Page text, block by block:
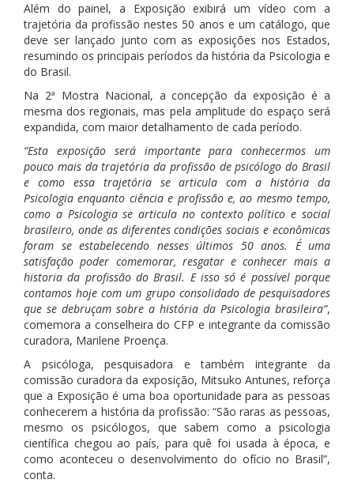
Além do painel, a Exposição exibirá um vídeo com a
trajetória da profissão nestes 50 anos e um catálogo, que
deve ser lançado junto com as exposições nos Estados,
resumindo os principais períodos da história da Psicologia e
do Brasil.
Na 2ª Mostra Nacional, a concepção da exposição é a
mesma dos regionais, mas pela amplitude do espaço será
expandida, com maior detalhamento de cada período.
“Esta exposição será importante para conhecermos um
pouco mais da trajetória da profissão de psicólogo do Brasil
e como essa trajetória se articula com a história da
Psicologia enquanto ciência e profissão e, ao mesmo tempo,
como a Psicologia se articula no contexto político e social
brasileiro, onde as diferentes condições sociais e econômicas
foram se estabelecendo nesses últimos 50 anos. É uma
satisfação poder comemorar, resgatar e conhecer mais a
historia da profissão do Brasil. E isso só é possível porque
contamos hoje com um grupo consolidado de pesquisadores
que se debruçam sobre a história da Psicologia brasileira”,
comemora a conselheira do CFP e integrante da comissão
curadora, Marilene Proença.
A psicóloga, pesquisadora e também integrante da
comissão curadora da exposição, Mitsuko Antunes, reforça
que a Exposição é uma boa oportunidade para as pessoas
conhecerem a história da profissão: “São raras as pessoas,
mesmo os psicólogos, que sabem como a psicologia
científica chegou ao país, para quê foi usada à época, e
como aconteceu o desenvolvimento do ofício no Brasil”,
conta.